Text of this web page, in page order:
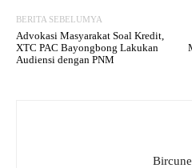
BERITA SEBELUMYA
Advokasi Masyarakat Soal Kredit,
XTC PAC Bayongbong Lakukan
Audiensi dengan PNM